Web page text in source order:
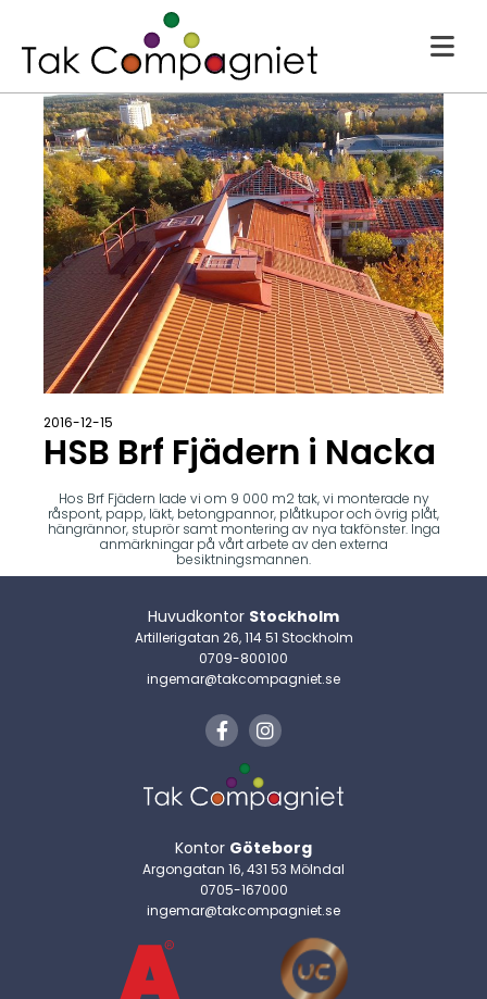
2016-12-15
HSB Brf Fjädern i Nacka
Hos Brf Fjädern lade vi om 9 000 m2 tak, vi monterade ny
råspont, papp, läkt, betongpannor, plåtkupor och övrig plåt,
hängrännor, stuprör samt montering av nya takfönster. Inga
anmärkningar på vårt arbete av den externa
besiktningsmannen.
Huvudkontor Stockholm
Artillerigatan 26, 114 51 Stockholm
0709-800100
ingemar@takcompagniet.se
Kontor Göteborg
Argongatan 16, 431 53 Mölndal
0705-167000
ingemar@takcompagniet.se